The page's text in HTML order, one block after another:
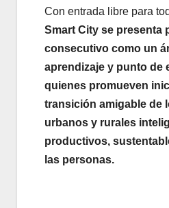
Con entrada libre para
Smart City se presenta
consecutivo como un
aprendizaje y punto de
quienes promueven
transición amigable de
urbanos y rurales
productivos,
las personas.